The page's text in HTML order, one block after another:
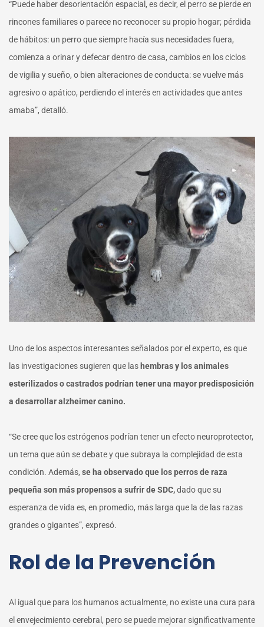
“Puede haber desorientación espacial, es decir, el perro se pierde en
rincones familiares o parece no reconocer su propio hogar; pérdida
de hábitos: un perro que siempre hacía sus necesidades fuera,
comienza a orinar y defecar dentro de casa, cambios en los ciclos
de vigilia y sueño, o bien alteraciones de conducta: se vuelve más
agresivo o apático, perdiendo el interés en actividades que antes
amaba”, detalló.
Uno de los aspectos interesantes señalados por el experto, es que
las investigaciones sugieren que las hembras y los animales
esterilizados o castrados podrían tener una mayor predisposición
a desarrollar a lzheimer canino.
“Se cree que los estrógenos podrían tener un efecto neuroprotector,
un tema que aún se debate y que subraya la complejidad de esta
condición. Además, se ha observado que los perros de raza
pequeña son más propensos a sufrir de SDC,dado que su
esperanza de vida es, en promedio, más larga que la de las razas
grandes o gigantes”, expresó.
Rol de la Prevención
Al igual que para los humanos actualmente, no existe una cura para
el envejecimiento cerebral, pero se puede mejorar significativamente